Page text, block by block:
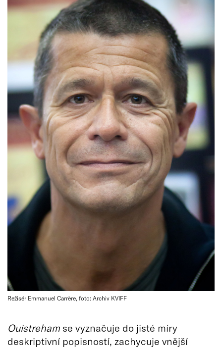
Režisér Emmanuel Carrère, foto: Archiv KVIFF
Ouistreham se vyznačuje do jisté míry
deskriptivní popisností, zachycuje vnější